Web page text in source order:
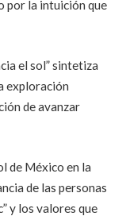
por la intuición que
el sol” sintetiza
exploración
de avanzar
de México en la
de las personas
y los valores que